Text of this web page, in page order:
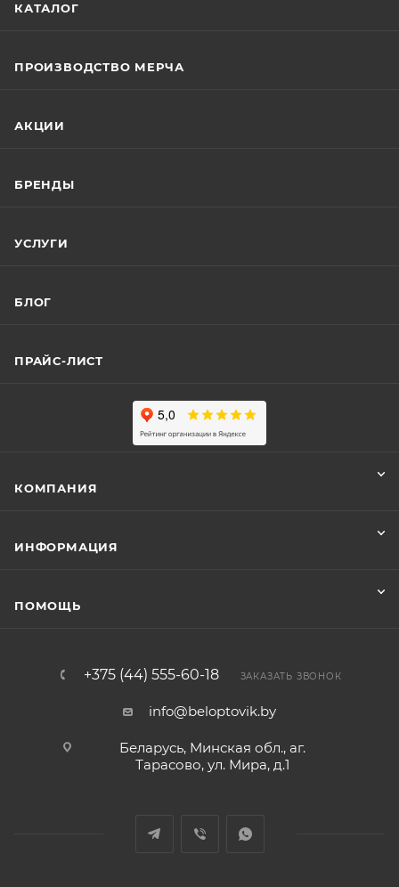
КАТАЛОГ
ПРОИЗВОДСТВО МЕРЧА
АКЦИИ
БРЕНДЫ
УСЛУГИ
БЛОГ
ПРАЙС-ЛИСТ
КОМПАНИЯ
ИНФОРМАЦИЯ
ПОМОЩЬ
+375 (44) 555-60-18 ЗАКАЗАТЬ ЗВОНОК
info@beloptovik.by
Беларусь, Минская обл., аг.
Тарасово, ул. Мира, д.1